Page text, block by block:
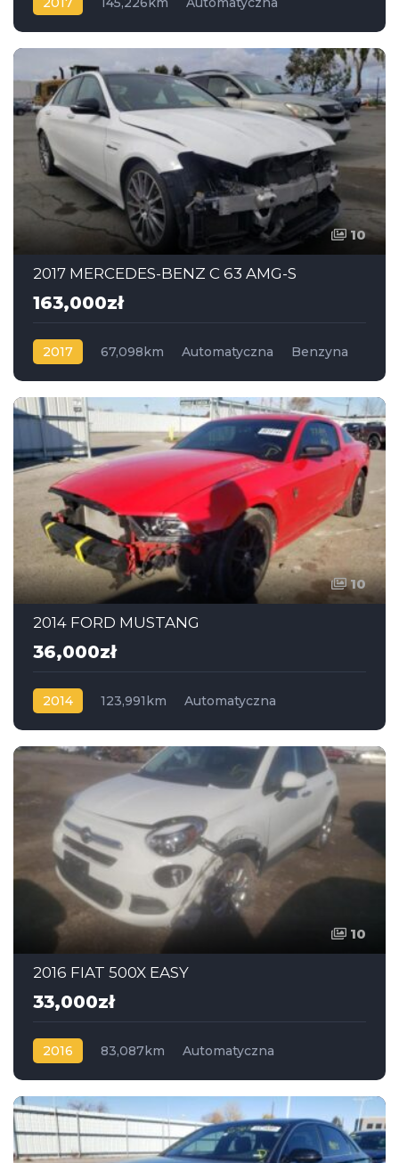
10
2017 MERCEDES-BENZ C 63 AMG-S
163,000zł
2017 67,098km Automatyczna
Benzyna
10
2014 FORD MUSTANG
36,000zł
2014 123,991km
Automatyczna
10
2016 FIAT 500X EASY
33,000zł
2016 83,087km
Automatyczna